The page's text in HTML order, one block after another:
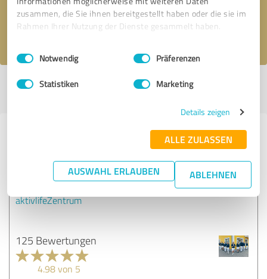
zusammen, die Sie ihnen bereitgestellt haben oder die sie im
Rahmen Ihrer Nutzung der Dienste gesammelt haben.
Impressum Datenschutzbestimmungen
Einwilligungsauswahl
Notwendig Präferenzen
Statistiken Marketing
Details zeigen
ALLE ZULASSEN
AUSWAHL ERLAUBEN ABLEHNEN
Nachricht senden
Ich stimme den Datenschutzbestimmungen zu.
Profil aktiv seit 05.05.2023 | Letzte Aktualisierung: 27.07.2026
Erfahrungen zu weiteren
Anbietern aus dem Bereich Ärzte &
Heilpraktiker
aktivlifeZentrum
125 Bewertungen
4.98 von 5